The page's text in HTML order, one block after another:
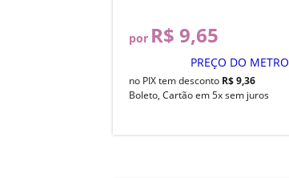
por R$ 9,65
PREÇO DO METRO
no PIX tem desconto R$ 9,36
Boleto, Cartão em 5x sem juros